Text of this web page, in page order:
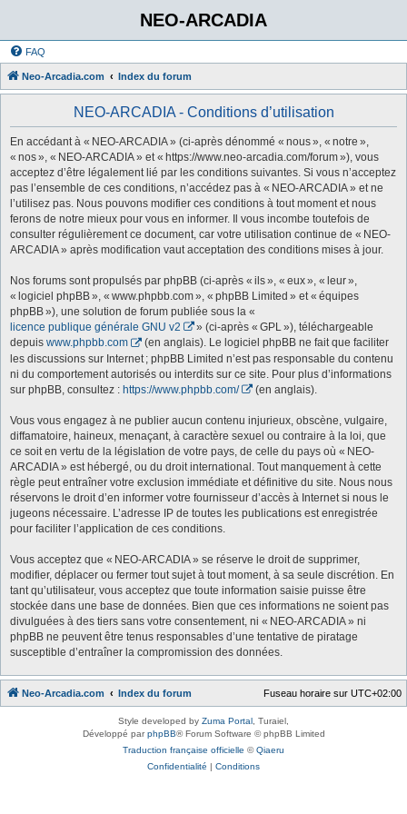
NEO-ARCADIA
FAQ
Neo-Arcadia.com Index du forum
NEO-ARCADIA - Conditions d’utilisation
En accédant à « NEO-ARCADIA » (ci-après dénommé « nous », « notre »,
« nos », « NEO-ARCADIA » et « https://www.neo-arcadia.com/forum »), vous
acceptez d’être légalement lié par les conditions suivantes. Si vous n’acceptez
pas l’ensemble de ces conditions, n’accédez pas à « NEO-ARCADIA » et ne
l’utilisez pas. Nous pouvons modifier ces conditions à tout moment et nous
ferons de notre mieux pour vous en informer. Il vous incombe toutefois de
consulter régulièrement ce document, car votre utilisation continue de « NEO-
ARCADIA » après modification vaut acceptation des conditions mises à jour.
Nos forums sont propulsés par phpBB (ci-après « ils », « eux », « leur »,
« logiciel phpBB », « www.phpbb.com », « phpBB Limited » et « équipes
phpBB »), une solution de forum publiée sous la «
licence publique générale GNU v2
» (ci-après « GPL »), téléchargeable
depuis www.phpbb.com
(en anglais). Le logiciel phpBB ne fait que faciliter
les discussions sur Internet ; phpBB Limited n’est pas responsable du contenu
ni du comportement autorisés ou interdits sur ce site. Pour plus d’informations
sur phpBB, consultez : https://www.phpbb.com/ (en anglais).
Vous vous engagez à ne publier aucun contenu injurieux, obscène, vulgaire,
diffamatoire, haineux, menaçant, à caractère sexuel ou contraire à la loi, que
ce soit en vertu de la législation de votre pays, de celle du pays où « NEO-
ARCADIA » est hébergé, ou du droit international. Tout manquement à cette
règle peut entraîner votre exclusion immédiate et définitive du site. Nous nous
réservons le droit d’en informer votre fournisseur d’accès à Internet si nous le
jugeons nécessaire. L’adresse IP de toutes les publications est enregistrée
pour faciliter l’application de ces conditions.
Vous acceptez que « NEO-ARCADIA » se réserve le droit de supprimer,
modifier, déplacer ou fermer tout sujet à tout moment, à sa seule discrétion. En
tant qu’utilisateur, vous acceptez que toute information saisie puisse être
stockée dans une base de données. Bien que ces informations ne soient pas
divulguées à des tiers sans votre consentement, ni « NEO-ARCADIA » ni
phpBB ne peuvent être tenus responsables d’une tentative de piratage
susceptible d’entraîner la compromission des données.
Neo-Arcadia.com Index du forum Fuseau horaire sur UTC+02:00
Style developed by Zuma Portal , Turaiel,
Développé parphpBB® Forum Software © phpBB Limited
Traduction française officielle ©Qiaeru
Confidentialité | Conditions